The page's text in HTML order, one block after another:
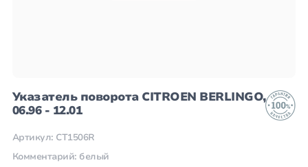
Указатель поворота CITROEN BERLINGO,
06.96 - 12.01
Артикул: CT1506R
Комментарий: белый